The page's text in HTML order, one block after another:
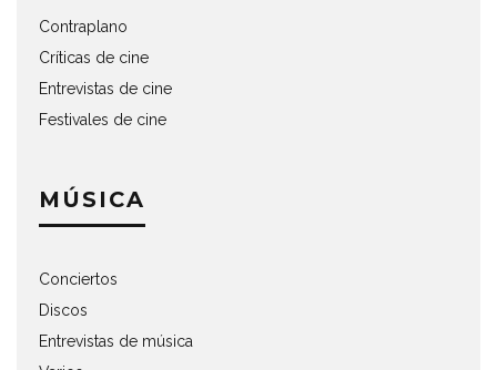
Contraplano
Críticas de cine
Entrevistas de cine
Festivales de cine
MÚSICA
Conciertos
Discos
Entrevistas de música